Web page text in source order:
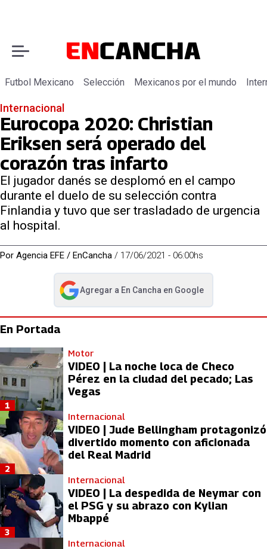
Futbol Mexicano Selección Mexicanos por el mundo
Internacional
Eurocopa 2020: Christian
Eriksen será operado del
corazón tras infarto
El jugador danés se desplomó en el campo
durante el duelo de su selección contra
Finlandia y tuvo que ser trasladado de urgencia
al hospital.
Por Agencia EFE / EnCancha / 17/06/2021 - 06:00hs
Agregar a En Cancha en Google
abre en nueva pestaña
En Portada
Motor
VIDEO | La noche loca de Checo
Pérez en la ciudad del pecado; Las
Vegas
1
Internacional
VIDEO | Jude Bellingham protagonizó
divertido momento con aficionada
del Real Madrid
2
Internacional
VIDEO | La despedida de Neymar con
el PSG y su abrazo con Kylian
Mbappé
3
Internacional